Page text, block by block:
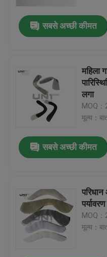
उत्पाद
हमारे बारे में
सबसे अच्छी कीमत
महिला
लगा
MOQ
मूल्य：
सबसे अच्छी कीमत
MOQ
मूल्य：